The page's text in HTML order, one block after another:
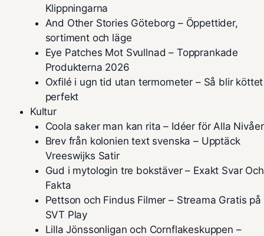
Klippningarna
And Other Stories Göteborg – Öppettider,
sortiment och läge
Eye Patches Mot Svullnad – Topprankade
Produkterna 2026
Oxfilé i ugn tid utan termometer – Så blir köttet
perfekt
Kultur
Coola saker man kan rita – Idéer för Alla Nivåer
Brev från kolonien text svenska – Upptäck
Vreeswijks Satir
Gud i mytologin tre bokstäver – Exakt Svar Och
Fakta
Pettson och Findus Filmer – Streama Gratis på
SVT Play
Lilla Jönssonligan och Cornflakeskuppen –